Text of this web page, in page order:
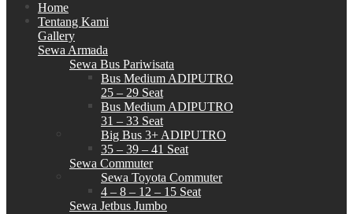
Home
Tentang Kami
Gallery
Sewa Armada
Sewa Bus Pariwisata
Bus Medium ADIPUTRO
25 – 29 Seat
Bus Medium ADIPUTRO
31 – 33 Seat
Big Bus 3+ ADIPUTRO
35 – 39 – 41 Seat
Sewa Commuter
Sewa Toyota Commuter
4 – 8 – 12 – 15 Seat
Sewa Jetbus Jumbo